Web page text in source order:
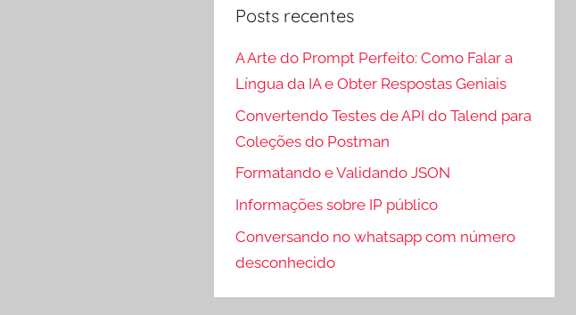
Posts recentes
A Arte do Prompt Perfeito: Como Falar a
Língua da IA e Obter Respostas Geniais
Convertendo Testes de API do Talend para
Coleções do Postman
Formatando e Validando JSON
Informações sobre IP público
Conversando no whatsapp com número
desconhecido